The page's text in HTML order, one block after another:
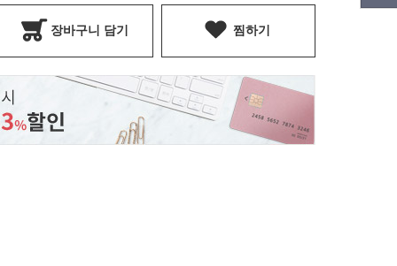
장바구니 담기 찜하기